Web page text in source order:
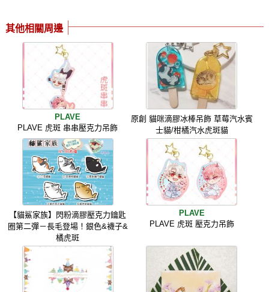
其他相關周邊
PLAVE
PLAVE 虎斑 串串壓克力吊飾
原創 貓咪滴膠冰棒吊飾 草莓汽水賓
士貓/柑橘汽水虎斑貓
【貓鯊家族】閃粉滴膠壓克力鑰匙
圈第二彈－長毛登場！銀色&襪子&
橘虎斑
PLAVE
PLAVE 虎斑 壓克力吊飾